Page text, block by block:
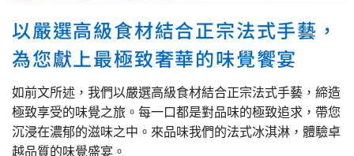
以嚴選高級食材結合正宗法式手藝，
為您獻上最極致奢華的味覺饗宴
如前文所述，我們以嚴選高級食材結合正宗法式手藝，締造
極致享受的味覺之旅。每一口都是對品味的極致追求，帶您
沉浸在濃郁的滋味之中。來品味我們的法式冰淇淋，體驗卓
越品質的味覺盛宴。